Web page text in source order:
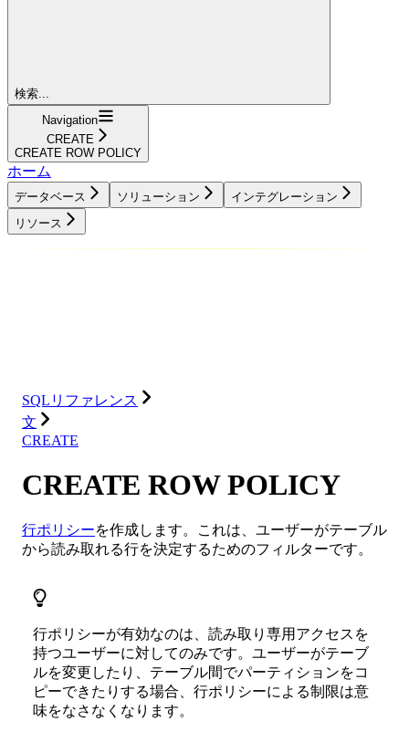
検索...
Navigation
CREATE
CREATE ROW POLICY
ホーム
データベース ソリューション
インテグレーション
リソース
SQLリファレンス
文
CREATE
CREATE ROW POLICY
行ポリシーを作成します。これは、ユーザーがテーブル
から読み取れる行を決定するためのフィルターです。
行ポリシーが有効なのは、読み取り専用アクセスを
持つユーザーに対してのみです。ユーザーがテーブ
ルを変更したり、テーブル間でパーティションをコ
ピーできたりする場合、行ポリシーによる制限は意
味をなさなくなります。